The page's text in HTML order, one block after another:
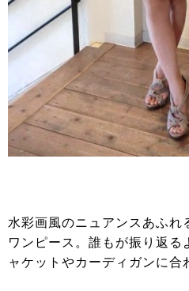
水彩画風のニュアンスあふれ
ワンピース。誰もが振り返
ャケットやカーディガンに合